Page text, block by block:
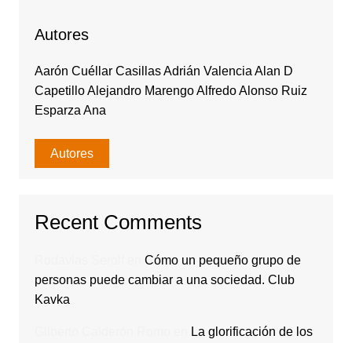
Autores
Aarón Cuéllar Casillas Adrián Valencia Alan D
Capetillo Alejandro Marengo Alfredo Alonso Ruiz
Esparza Ana
Autores
Recent Comments
Cómo un pequeño grupo de
personas puede cambiar a una sociedad. Club
Kavka
La glorificación de los